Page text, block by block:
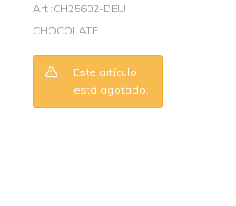
CH25602-DEU
CHOCOLATE
Este artículo
está agotado.